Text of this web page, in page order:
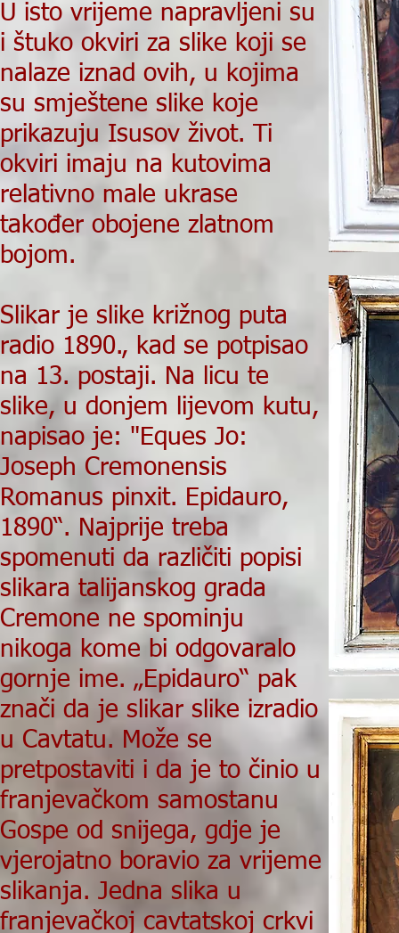
U isto vrijeme napravljeni su
i štuko okviri za slike koji se
nalaze iznad ovih, u kojima
su smještene slike koje
prikazuju Isusov život. Ti
okviri imaju na kutovima
relativno male ukrase
također obojene zlatnom
bojom.
Slikar je slike križnog puta
radio 1890., kad se potpisao
na 13. postaji. Na licu te
slike, u donjem lijevom kutu,
napisao je: "Eques Jo:
Joseph Cremonensis
Romanus pinxit. Epidauro,
1890“. Najprije treba
spomenuti da različiti popisi
slikara talijanskog grada
Cremone ne spominju
nikoga kome bi odgovaralo
gornje ime. „Epidauro“ pak
znači da je slikar slike izradio
u Cavtatu. Može se
pretpostaviti i da je to činio u
franjevačkom samostanu
Gospe od snijega, gdje je
vjerojatno boravio za vrijeme
slikanja. Jedna slika u
franjevačkoj cavtatskoj crkvi